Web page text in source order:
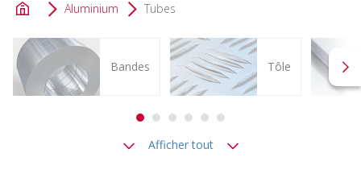
Aluminium Tubes
Bandes Tôle
Afficher tout